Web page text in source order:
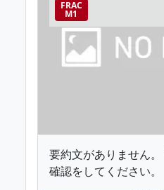
FRAC
M1
要約文がありません
確認をしてください。